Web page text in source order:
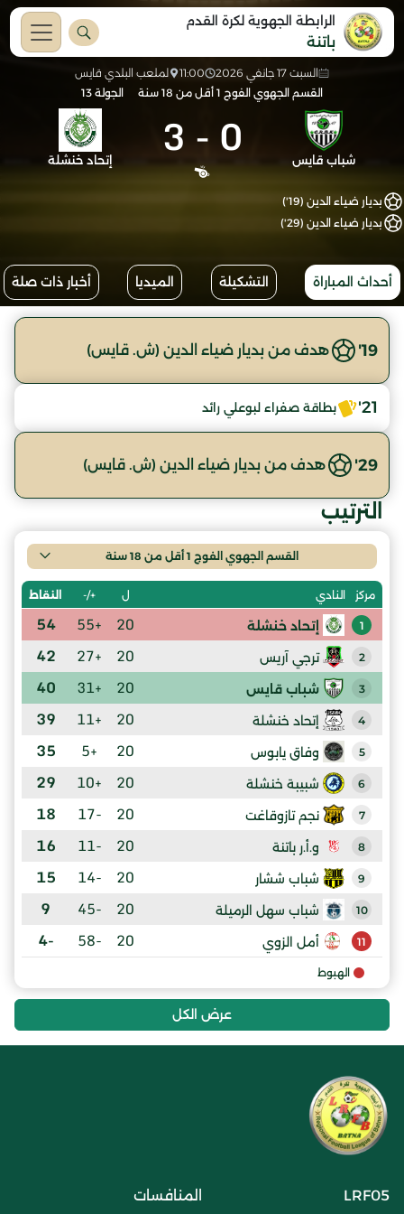
الرابطة الجهوية لكرة القدم
باتنة
السبت 17 جانفي 2026 11:00
لملعب البلدي قايس
القسم الجهوي الفوج 1 أقل من 18 سنة
الجولة 13
شباب قايس 0
-
3 إتحاد خنشلة
بديار ضياء الدين (19')
بديار ضياء الدين (29')
أحداث المباراة التشكيلة الميديا أخبار ذات صلة
19' هدف من بديار ضياء الدين (ش. قايس)
21' بطاقة صفراء لبوعلي رائد
29' هدف من بديار ضياء الدين (ش. قايس)
الترتيب
القسم الجهوي الفوج 1 أقل من 18 سنة
مركز النادي ل +/- النقاط
1 إتحاد خنشلة 20
+55
54
2 ترجي آريس 20
+27
42
3 شباب قايس 20
+31
40
4 إتحاد خنشلة 20
+11
39
5 وفاق يابوس 20
+5
35
6 شبيبة خنشلة 20
+10
29
7 نجم تازوقاغت 20
-17
18
8 و.أ.ر باتنة 20
-11
16
9 شباب ششار 20
-14
15
10 شباب سهل الرميلة 20
-45
9
11 أمل الزوي 20
-58
-4
الهبوط
عرض الكل
LRF05 المنافسات